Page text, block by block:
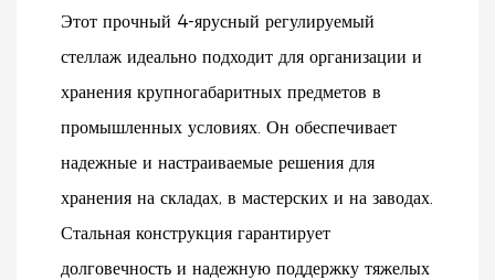
Этот прочный 4-ярусный регулируемый
стеллаж идеально подходит для организации и
хранения крупногабаритных предметов в
промышленных условиях. Он обеспечивает
надежные и настраиваемые решения для
хранения на складах, в мастерских и на заводах.
Стальная конструкция гарантирует
долговечность и надежную поддержку тяжелых